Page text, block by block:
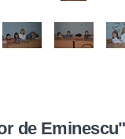
de Eminescu"